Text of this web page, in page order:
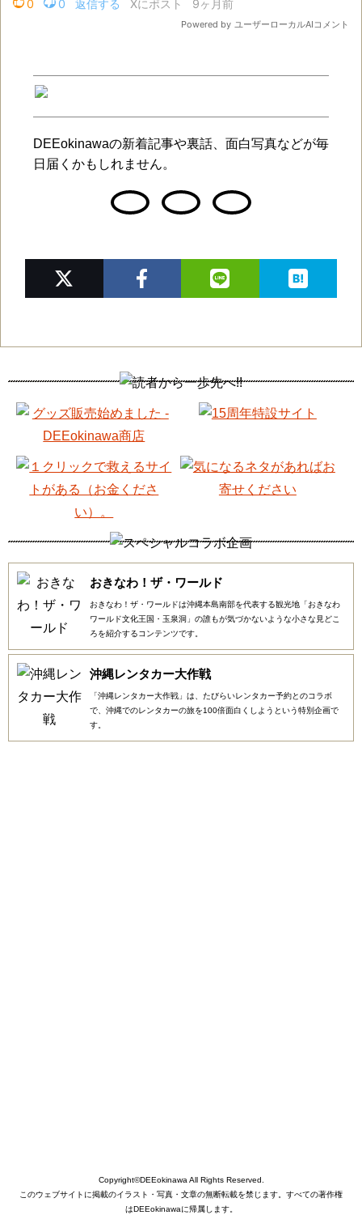
DEEokinawaの新着記事や裏話、面白写真などが毎
日届くかもしれません。
おきなわ！ザ・ワールド
おきなわ！ザ・ワールドは沖縄本島南部を代表する観光地「おきなわ
ワールド文化王国・玉泉洞」の誰もが気づかないような小さな見どこ
ろを紹介するコンテンツです。
沖縄レンタカー大作戦
「沖縄レンタカー大作戦」は、たびらいレンタカー予約とのコラボ
で、沖縄でのレンタカーの旅を100倍面白くしようという特別企画で
す。
Copyright©DEEokinawa All Rights Reserved.
このウェブサイトに掲載のイラスト・写真・文章の無断転載を禁じます。すべての著作権
はDEEokinawaに帰属します。